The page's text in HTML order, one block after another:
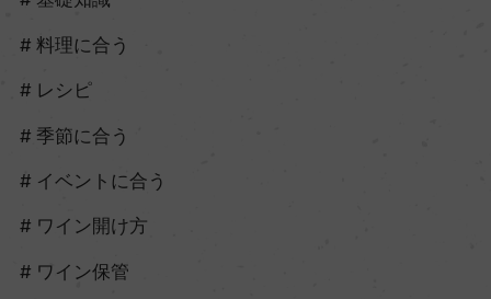
料理に合う
レシピ
季節に合う
イベントに合う
ワイン開け方
ワイン保管